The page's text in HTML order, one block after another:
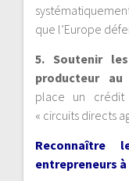
que l’Europe
5. Soutenir
producteur au
place un crédit
« circuits directs
Reconnaître
entrepreneurs